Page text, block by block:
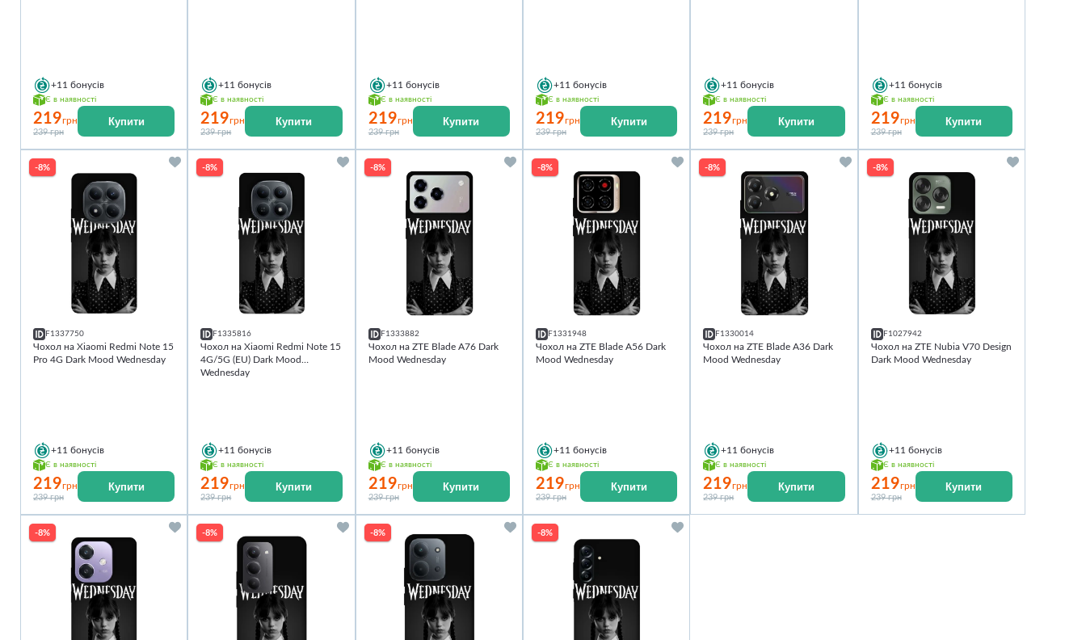
+11 бонусів
Є в наявності
219грн
239 грн
Купити
+11 бонусів
Є в наявності
219грн
239 грн
Купити
+11 бонусів
Є в наявності
219грн
239 грн
Купити
+11 бонусів
Є в наявності
219грн
239 грн
Купити
+11 бонусів
Є в наявності
219грн
239 грн
Купити
+11 бонусів
Є в наявності
219грн
239 грн
Купити
-8%
F1337750
Чохол на Xiaomi Redmi Note 15
Pro 4G Dark Mood Wednesday
+11 бонусів
Є в наявності
219грн
239 грн
Купити
-8%
F1335816
Чохол на Xiaomi Redmi Note 15
4G/5G (EU) Dark Mood
Wednesday
+11 бонусів
Є в наявності
219грн
239 грн
Купити
-8%
F1333882
Чохол на ZTE Blade A76 Dark
Mood Wednesday
+11 бонусів
Є в наявності
219грн
239 грн
Купити
-8%
F1331948
Чохол на ZTE Blade A56 Dark
Mood Wednesday
+11 бонусів
Є в наявності
219грн
239 грн
Купити
-8%
F1330014
Чохол на ZTE Blade A36 Dark
Mood Wednesday
+11 бонусів
Є в наявності
219грн
239 грн
Купити
-8%
F1027942
Чохол на ZTE Nubia V70 Design
Dark Mood Wednesday
+11 бонусів
Є в наявності
219грн
239 грн
Купити
-8% -8% -8% -8%